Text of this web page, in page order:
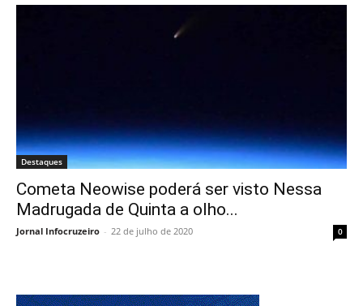
Destaques
Cometa Neowise poderá ser visto Nessa
Madrugada de Quinta a olho...
Jornal Infocruzeiro - 22 de julho de 2020 0